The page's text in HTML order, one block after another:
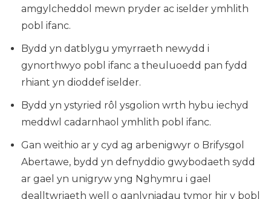
amgylcheddol mewn pryder ac iselder ymhlith
pobl ifanc.
Bydd yn datblygu ymyrraeth newydd i
gynorthwyo pobl ifanc a theuluoedd pan fydd
rhiant yn dioddef iselder.
Bydd yn ystyried rôl ysgolion wrth hybu iechyd
meddwl cadarnhaol ymhlith pobl ifanc.
Gan weithio ar y cyd ag arbenigwyr o Brifysgol
Abertawe, bydd yn defnyddio gwybodaeth sydd
ar gael yn unigryw yng Nghymru i gael
dealltwriaeth well o ganlyniadau tymor hir y bobl